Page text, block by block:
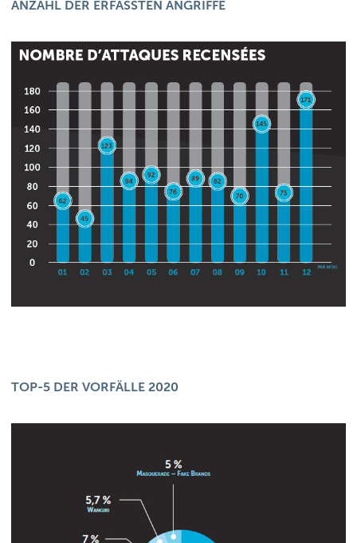
ANZAHL DER ERFASSTEN ANGRIFFE
TOP-5 DER VORFÄLLE 2020